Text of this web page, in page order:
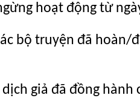
hoạt động từ
bộ truyện đã hoàn/
giả đã đồng